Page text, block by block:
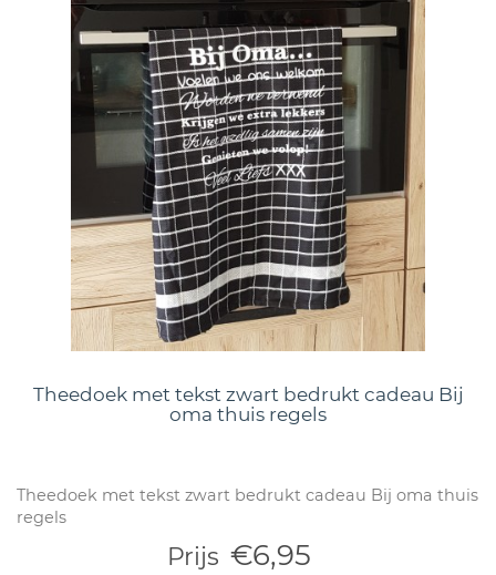
Theedoek met tekst zwart bedrukt cadeau Bij
oma thuis regels
Theedoek met tekst zwart bedrukt cadeau Bij oma thuis
regels
Prijs €6,95